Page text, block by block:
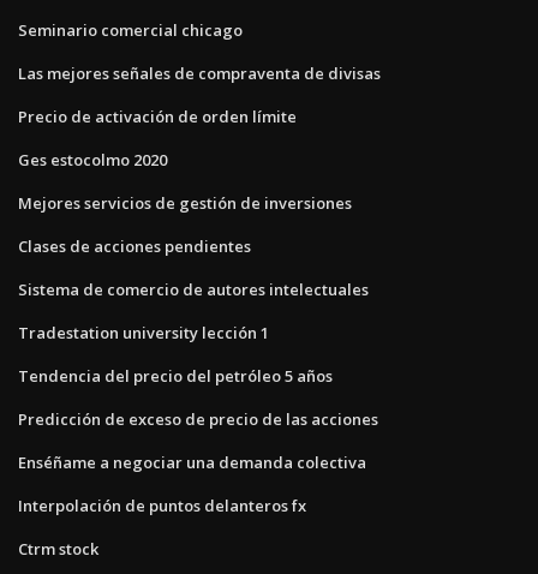
Seminario comercial chicago
Las mejores señales de compraventa de divisas
Precio de activación de orden límite
Ges estocolmo 2020
Mejores servicios de gestión de inversiones
Clases de acciones pendientes
Sistema de comercio de autores intelectuales
Tradestation university lección 1
Tendencia del precio del petróleo 5 años
Predicción de exceso de precio de las acciones
Enséñame a negociar una demanda colectiva
Interpolación de puntos delanteros fx
Ctrm stock